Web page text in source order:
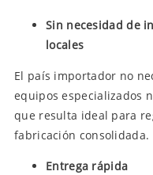
Sin necesidad de
locales
El país importador no
equipos especializados
que resulta ideal para
fabricación consolidada.
Entrega rápida